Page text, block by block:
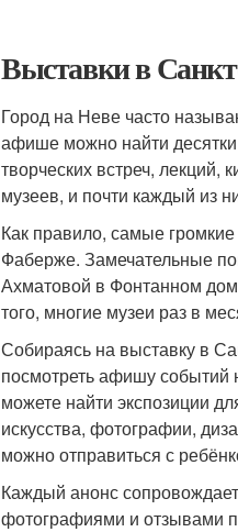
Выставки в
Город на Неве часто
афише можно найти десятки
творческих встреч, лекций,
музеев, и почти каждый из
Как правило, самые
Фаберже. Замечательные
Ахматовой в Фонтанном
того, многие музеи раз в
Собираясь на выставку в
посмотреть афишу событий
можете найти экспозиции
искусства, фотографии,
можно отправиться с
Каждый анонс
фотографиями и отзывами